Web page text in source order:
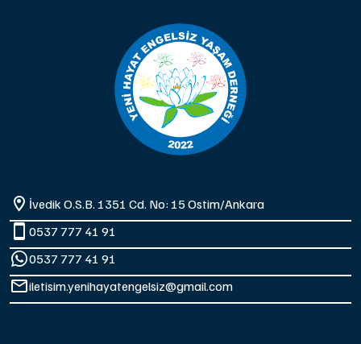
İvedik O.S.B. 1351 Cd. No: 15 Ostim/Ankara
0537 777 41 91
0537 777 41 91
iletisim.yenihayatengelsiz@gmail.com